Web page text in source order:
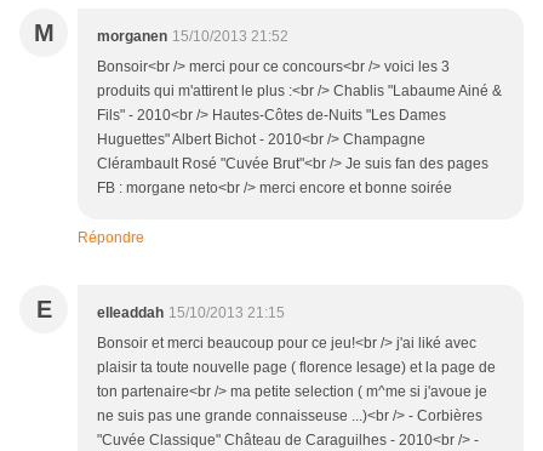
M morganen 15/10/2013 21:52
Bonsoir<br /> merci pour ce concours<br /> voici les 3
produits qui m'attirent le plus :<br /> Chablis "Labaume Ainé &
Fils" - 2010<br /> Hautes-Côtes de-Nuits "Les Dames
Huguettes" Albert Bichot - 2010<br /> Champagne
Clérambault Rosé "Cuvée Brut"<br /> Je suis fan des pages
FB : morgane neto<br /> merci encore et bonne soirée
Répondre
E elleaddah 15/10/2013 21:15
Bonsoir et merci beaucoup pour ce jeu!<br /> j'ai liké avec
plaisir ta toute nouvelle page ( florence lesage) et la page de
ton partenaire<br /> ma petite selection ( m^me si j'avoue je
ne suis pas une grande connaisseuse ...)<br /> - Corbières
"Cuvée Classique" Château de Caraguilhes - 2010<br /> -